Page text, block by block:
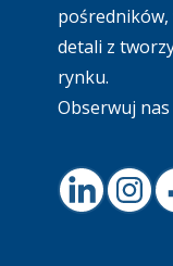
pośredników,
detali z
rynku.
Obserwuj
LinkedIn